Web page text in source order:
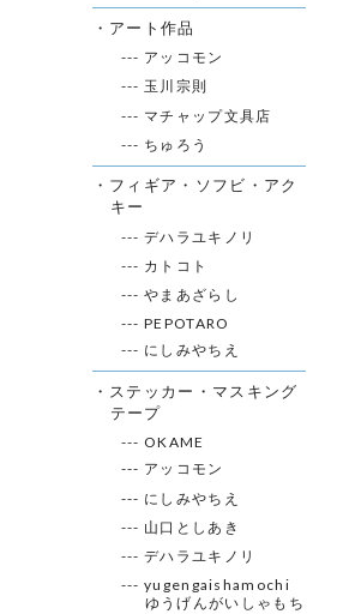
・アート作品
--- アッコモン
--- 玉川宗則
--- マチャップ文具店
--- ちゅろう
・フィギア・ソフビ・アク
キー
--- デハラユキノリ
--- カトコト
--- やまあざらし
--- PEPOTARO
--- にしみやちえ
・ステッカー・マスキング
テープ
--- OKAME
--- アッコモン
--- にしみやちえ
--- 山口としあき
--- デハラユキノリ
--- yugengaishamochi
ゆうげんがいしゃもち